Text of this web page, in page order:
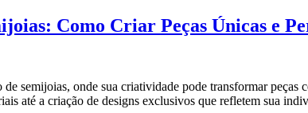
Como Criar Peças Únicas e
semijoias, onde sua criatividade pode transformar peças
até a criação de designs exclusivos que refletem sua